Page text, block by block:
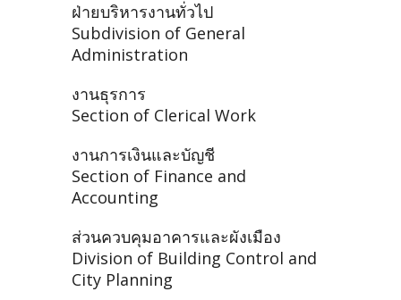
ฝ่ายบริหารงานทั่วไป
Subdivision of General
Administration
งานธุรการ
Section of Clerical Work
งานการเงินและบัญชี
Section of Finance and
Accounting
ส่วนควบคุมอาคารและผังเมือง
Division of Building Control and
City Planning